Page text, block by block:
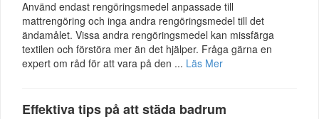
Använd endast rengöringsmedel anpassade till
mattrengöring och inga andra rengöringsmedel till det
ändamålet. Vissa andra rengöringsmedel kan missfärga
textilen och förstöra mer än det hjälper. Fråga gärna en
expert om råd för att vara på den ... Läs Mer
Effektiva tips på att städa badrum